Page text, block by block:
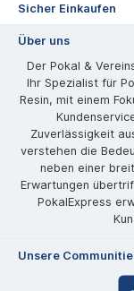
Sicher Einkaufen
Über uns
Der Pokal &
Ihr Spezialist für
Resin, mit einem
Zuverlässigkeit
verstehen die
neben einer
Erwartungen
PokalExpress
Unsere